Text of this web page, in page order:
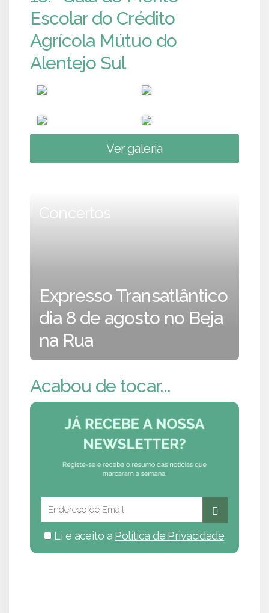
Escolar do Crédito
Agrícola Mútuo do
Alentejo Sul
Ver galeria
Concertos
Expresso Transatlântico
dia 8 de agosto no Beja
na Rua
Acabou de tocar...
Li e aceito a Política de Privacidade